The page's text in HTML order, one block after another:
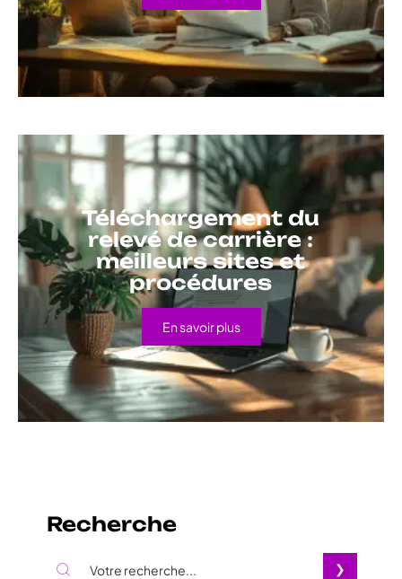
Téléchargement du
relevé de carrière :
meilleurs sites et
procédures
En savoir plus
Recherche